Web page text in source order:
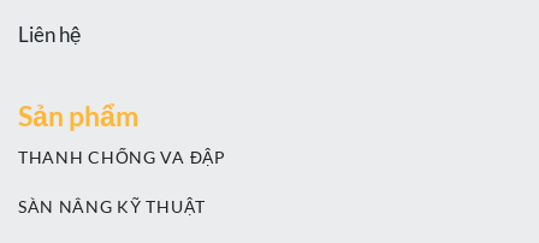
Liên hệ
Sản phẩm
THANH CHỐNG VA ĐẬP
SÀN NÂNG KỸ THUẬT